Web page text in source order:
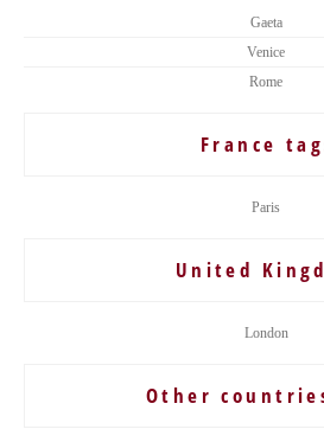
Gaeta
Venice
Rome
France
Paris
United
London
Other